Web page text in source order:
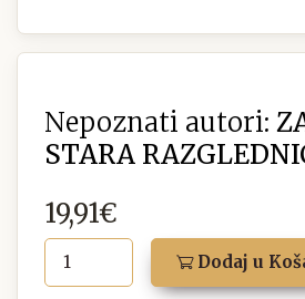
Nepoznati autori:
STARA
19,91€
Dodaj u